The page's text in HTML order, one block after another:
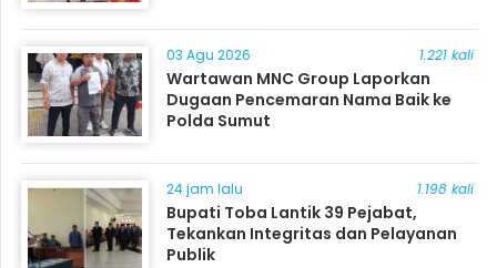
03 Agu 2026 1.221 kali
Wartawan MNC Group Laporkan
Dugaan Pencemaran Nama Baik ke
Polda Sumut
24 jam lalu 1.198 kali
Bupati Toba Lantik 39 Pejabat,
Tekankan Integritas dan Pelayanan
Publik